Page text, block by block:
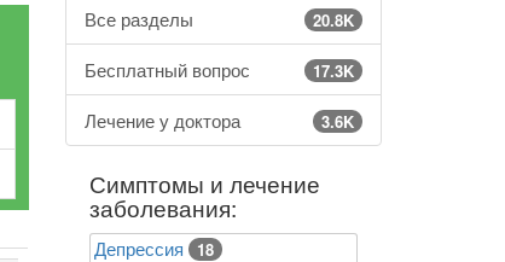
Все разделы 20.8K
Бесплатный вопрос 17.3K
Лечение у доктора 3.6K
Симптомы и лечение
заболевания:
Депрессия 18